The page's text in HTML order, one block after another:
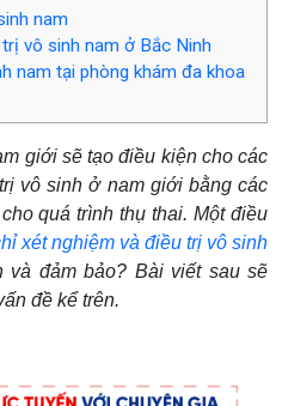
nam
vô sinh nam ở Bắc Ninh
nam tại phòng khám đa khoa
giới sẽ tạo điều kiện cho các
vô sinh ở nam giới bằng các
quá trình thụ thai. Một điều
xét nghiệm và điều trị vô sinh
và đảm bảo? Bài viết sau sẽ
đề kể trên.